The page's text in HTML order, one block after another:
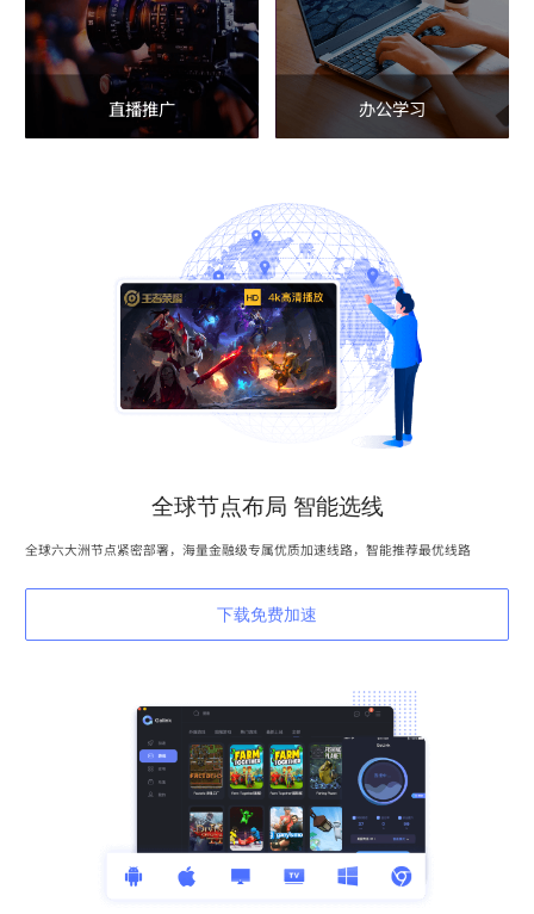
直播推广 办公学习
全球节点布局 智能选线
全球六大洲节点紧密部署，海量金融级专属优质加速线路，智能推荐最优线路
下载免费加速